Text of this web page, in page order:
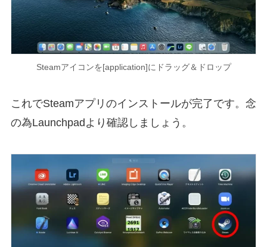
Steamアイコンを[application]にドラッグ＆ドロップ
これでSteamアプリのインストールが完了です。念
の為Launchpadより確認しましょう。